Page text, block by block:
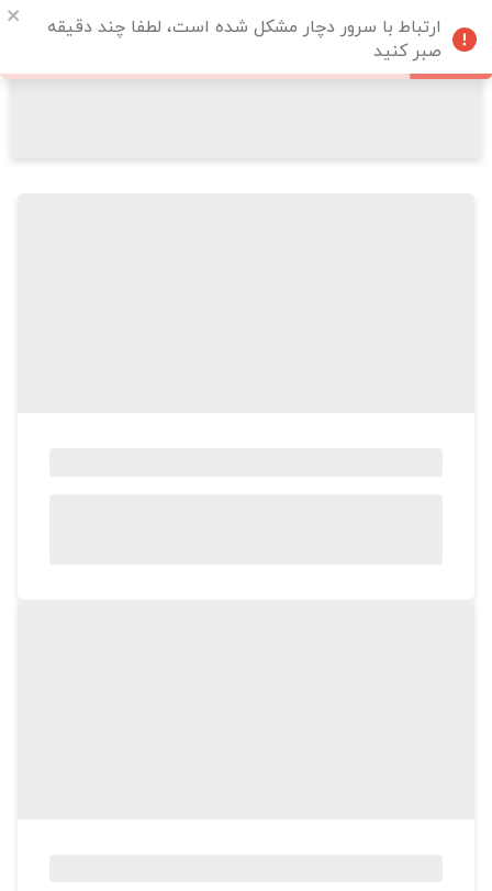
ارتباط با سرور دچار مشکل شده است، لطفا چند دقیقه
صبر کنید